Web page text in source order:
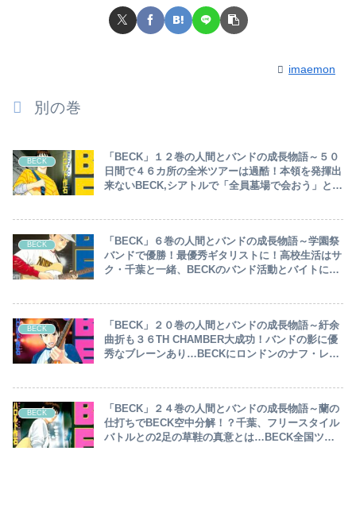
imaemon
別の巻
BECK
「BECK」１２巻の人間とバンドの成長物語～５０
日間で４６カ所の全米ツアーは過酷！本領を発揮出
来ないBECK,シアトルで「全員墓場で会おう」とは
BECK
「BECK」６巻の人間とバンドの成長物語～学園祭
バンドで優勝！最優秀ギタリストに！高校生活はサ
ク・千葉と一緒、BECKのバンド活動とバイトに明
BECK
「BECK」２０巻の人間とバンドの成長物語～紆余
曲折も３６TH CHAMBER大成功！バンドの影に優
秀なブレーンあり…BECKにロンドンのナフ・レコ
BECK
「BECK」２４巻の人間とバンドの成長物語～蘭の
仕打ちでBECK空中分解！？千葉、フリースタイル
バトルとの2足の草鞋の真意とは…BECK全国ツア